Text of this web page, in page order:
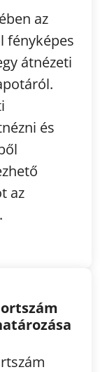
az
fényképes
átnézeti
és
az